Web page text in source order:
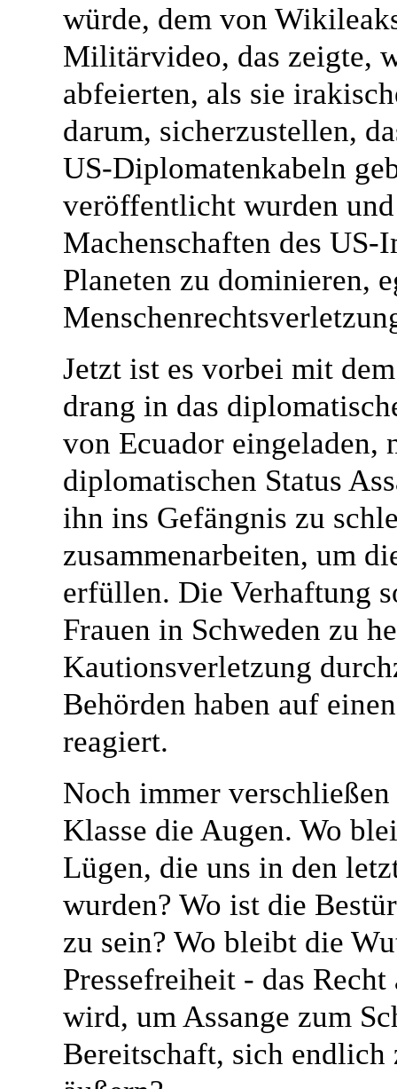
würde, dem von
Militärvideo, das zeigte,
abfeierten, als sie
darum, sicherzustellen,
US-Diplomatenkabeln
veröffentlicht wurden
Machenschaften des
Planeten zu dominieren,
Jetzt ist es vorbei mit
drang in das
von Ecuador eingeladen,
diplomatischen Status
ihn ins Gefängnis zu
zusammenarbeiten, um
erfüllen. Die Verhaftung
Frauen in Schweden zu
Kautionsverletzung
Behörden haben auf
reagiert.
Noch immer
Klasse die Augen. Wo
Lügen, die uns in den
wurden? Wo ist die
zu sein? Wo bleibt die
Pressefreiheit - das
wird, um Assange zum
Bereitschaft, sich endlich